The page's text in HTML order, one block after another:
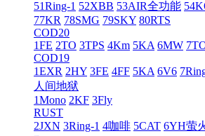
51Ring-1 52XBB 53AIR全功能
77KR 78SMG 79SKY 80RTS
COD20
1FE 2TO 3TPS 4Km 5KA 6MW
COD19
1EXR 2HY 3FE 4FF 5KA 6V6
人间地狱
1Mono 2KF 3Fly
RUST
2JXN 3Ring-1 4咖啡 5CAT 6YH萤